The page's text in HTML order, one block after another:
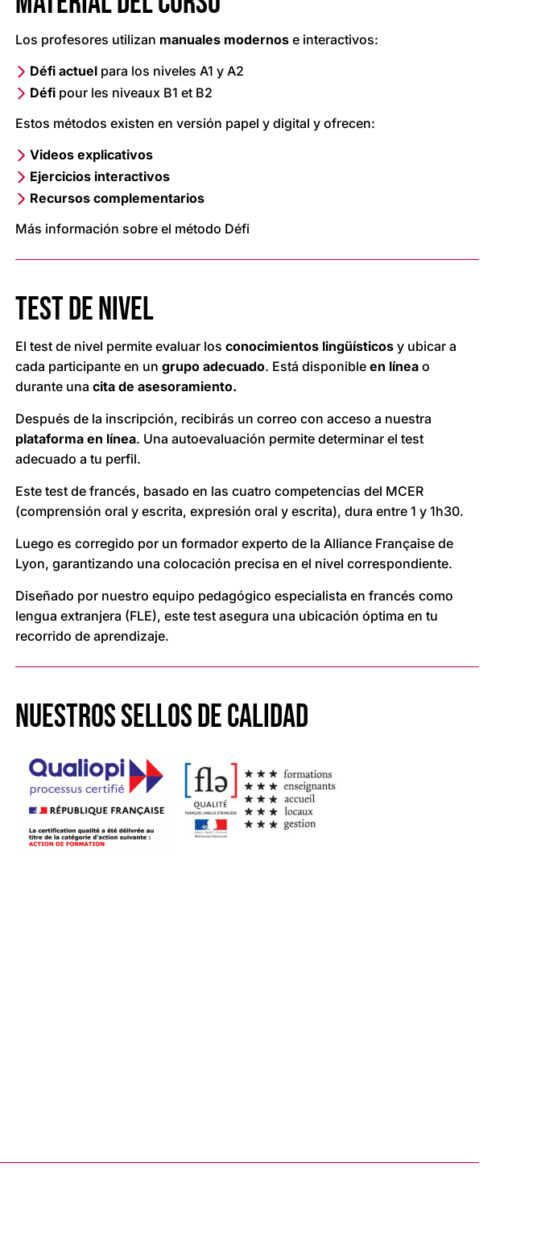
Los profesores utilizan manuales modernos e interactivos:
Défi actuel para los niveles A1 y A2
Défi pour les niveaux B1 et B2
Estos métodos existen en versión papel y digital y ofrecen:
Videos explicativos
Ejercicios interactivos
Recursos complementarios
Más información sobre el método Défi
TEST DE NIVEL
El test de nivel permite evaluar los conocimientos lingüísticos y ubicar a
cada participante en un grupo adecuado. Está disponible en línea o
durante una cita de asesoramiento.
Después de la inscripción, recibirás un correo con acceso a nuestra
plataforma en línea. Una autoevaluación permite determinar el test
adecuado a tu perfil.
Este test de francés, basado en las cuatro competencias del MCER
(comprensión oral y escrita, expresión oral y escrita), dura entre 1 y 1h30.
Luego es corregido por un formador experto de la Alliance Française de
Lyon, garantizando una colocación precisa en el nivel correspondiente.
Diseñado por nuestro equipo pedagógico especialista en francés como
lengua extranjera (FLE), este test asegura una ubicación óptima en tu
recorrido de aprendizaje.
NUESTROS SELLOS DE CALIDAD